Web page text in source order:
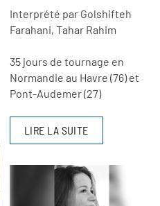
Interprété par Golshifteh
Farahani, Tahar Rahim
35 jours de tournage en
Normandie au Havre (76) et
Pont-Audemer (27)
LIRE LA SUITE